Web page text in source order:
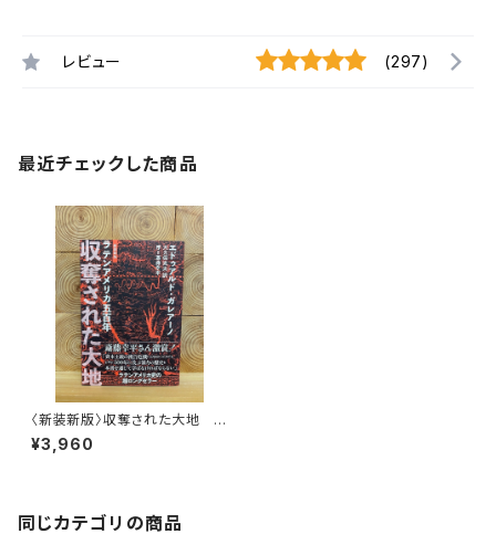
レビュー (297)
最近チェックした商品
〈新装新版〉収奪された大地 ラ
テンアメリカ五百年
¥3,960
同じカテゴリの商品